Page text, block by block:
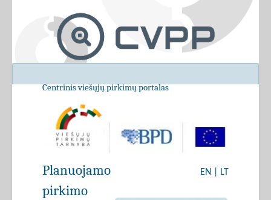
Centrinis viešųjų pirkimų portalas
EN LT
Planuojamo
pirkimo